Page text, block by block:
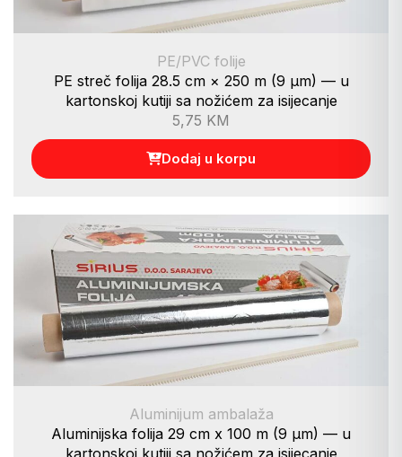
PE/PVC folije
PE streč folija 28.5 cm × 250 m (9 µm) — u
kartonskoj kutiji sa nožićem za isijecanje
5,75 KM
Dodaj u korpu
Aluminijum ambalaža
Aluminijska folija 29 cm x 100 m (9 µm) — u